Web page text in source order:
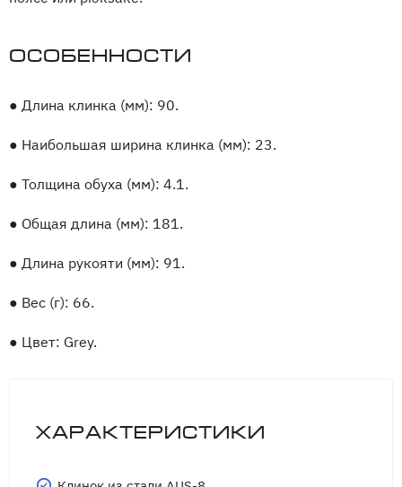
Особенности
● Длина клинка (мм): 90.
● Наибольшая ширина клинка (мм): 23.
● Толщина обуха (мм): 4.1.
● Общая длина (мм): 181.
● Длина рукояти (мм): 91.
● Вес (г): 66.
● Цвет: Grey.
Характеристики